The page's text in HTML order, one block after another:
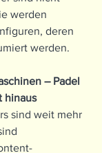
werden
deren
werden.
– Padel
hinaus
sind weit mehr